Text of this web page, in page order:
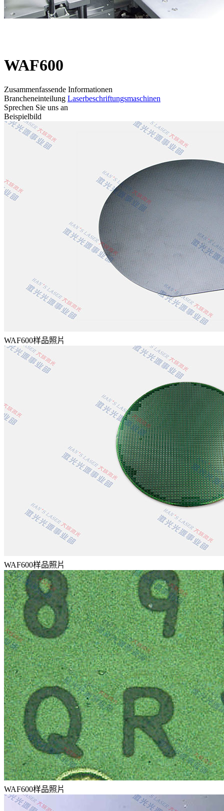
WAF600
Zusammenfassende Informationen
Brancheneinteilung Laserbeschriftungsmaschinen
Sprechen Sie uns an
Beispielbild
WAF600样品照片
WAF600样品照片
WAF600样品照片